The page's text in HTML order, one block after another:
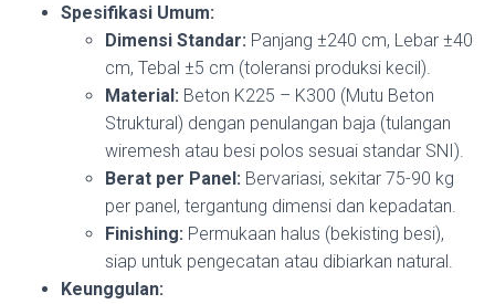
Spesifikasi Umum:
Dimensi Standar: Panjang ±240 cm, Lebar ±40
cm, Tebal ±5 cm (toleransi produksi kecil).
Material: Beton K225 – K300 (Mutu Beton
Struktural) dengan penulangan baja (tulangan
wiremesh atau besi polos sesuai standar SNI).
Berat per Panel: Bervariasi, sekitar 75-90 kg
per panel, tergantung dimensi dan kepadatan.
Finishing: Permukaan halus (bekisting besi),
siap untuk pengecatan atau dibiarkan natural.
Keunggulan: